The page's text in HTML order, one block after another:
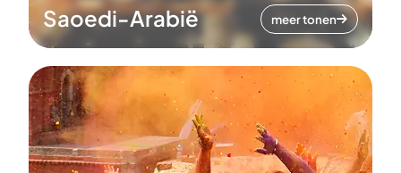
Saoedi-Arabië meer tonen